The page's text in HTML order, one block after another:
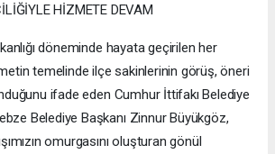
HİZMETE DEVAM
döneminde hayata geçirilen her
temelinde ilçe sakinlerinin görüş, öneri
ifade eden Cumhur İttifakı Belediye
Belediye Başkanı Zinnur Büyükgöz,
omurgasını oluşturan gönül